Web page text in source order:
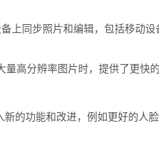
上同步照片和编辑，包括移动设
量高分辨率图片时，提供了更快
的功能和改进，例如更好的人